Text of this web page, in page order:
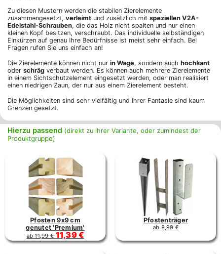
Zu diesen Mustern werden die stabilen Zierelemente
zusammengesetzt, verleimt und zusätzlich mit speziellen V2A-
Edelstahl-Schrauben, die das Holz nicht spalten und nur einen
kleinen Kopf besitzen, verschraubt. Das individuelle selbständigen
Einkürzen auf genau Ihre Bedürfnisse ist meist sehr einfach. Bei
Fragen rufen Sie uns einfach an!
Die Zierelemente können nicht nur in Wage, sondern auch hochkant
oder schräg verbaut werden. Es können auch mehrere Zierelemente
in einem Sichtschutzelement eingesetzt werden, oder man realisiert
einen niedrigen Zaun, der nur aus einem Zierelement besteht.
Die Möglichkeiten sind sehr vielfältig und Ihrer Fantasie sind kaum
Grenzen gesetzt.
Hierzu passend (direkt zu Ihrer Variante, oder zumindest der
Produktgruppe)
Pfosten 9x9 cm
genutet 'Premium'
ab11,99 € 11,39 €
Pfostenträger
ab 8,99 €